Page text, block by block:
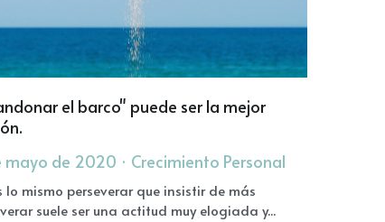
el barco" puede ser la mejor
mayo de 2020
Crecimiento Personal